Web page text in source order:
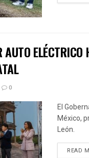
0
El
México,
León.
READ